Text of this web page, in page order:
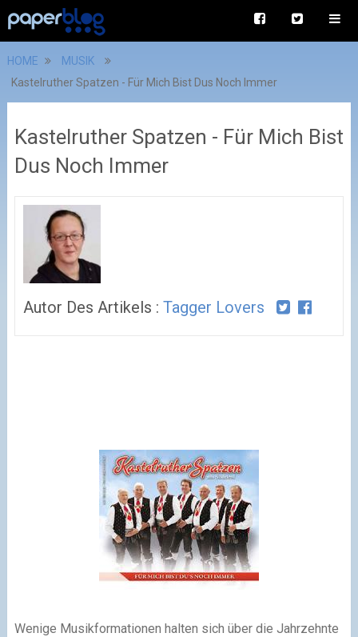
HOME
MUSIK
Kastelruther Spatzen - Für Mich Bist Dus Noch Immer
Kastelruther Spatzen - Für Mich Bist
Dus Noch Immer
Autor Des Artikels : Tagger Lovers
Wenige Musikformationen halten sich über die Jahrzehnte